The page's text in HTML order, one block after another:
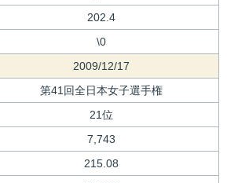
202.4
\0
2009/12/17
第41回全日本女子選手権
21位
7,743
215.08